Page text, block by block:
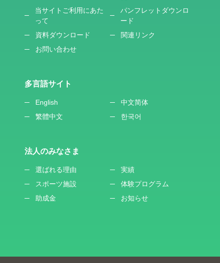
当サイトご利用にあた
って
パンフレットダウンロ
ード
資料ダウンロード
関連リンク
お問い合わせ
多言語サイト
English
中文简体
繁體中文
한국어
法人のみなさま
選ばれる理由
実績
スポーツ施設
体験プログラム
助成金
お知らせ